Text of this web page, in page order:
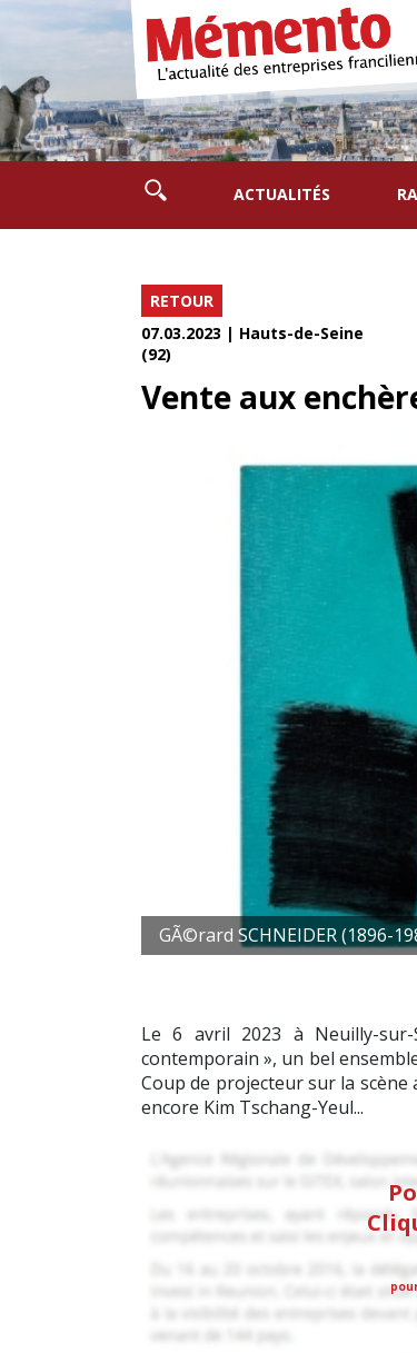
ACTUALITÉS
RETOUR
07.03.2023 | Hauts-de-Seine
(92)
Vente aux
GÃ©rard SCHNEIDER (1896-
Le 6 avril 2023 à Neuilly-
contemporain », un bel
Coup de projecteur sur la
encore Kim Tschang-Yeul...